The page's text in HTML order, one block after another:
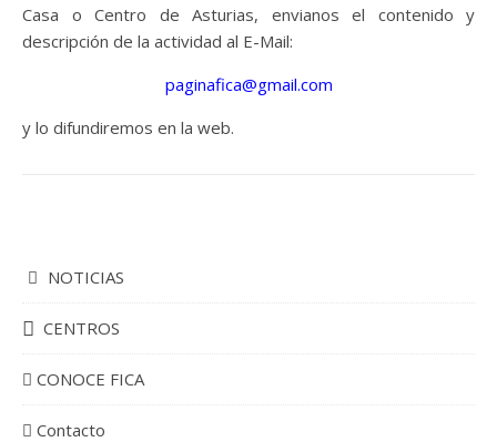
Casa o Centro de Asturias, envianos el contenido y
descripción de la actividad al E-Mail:
paginafica@gmail.com
y lo difundiremos en la web.
NOTICIAS
CENTROS
CONOCE FICA
Contacto